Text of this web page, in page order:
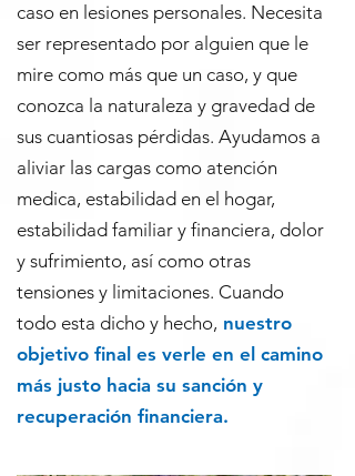
caso en lesiones personales. Necesita
ser representado por alguien que le
mire como más que un caso, y que
conozca la naturaleza y gravedad de
sus cuantiosas pérdidas. Ayudamos a
aliviar las cargas como atención
medica, estabilidad en el hogar,
estabilidad familiar y financiera, dolor
y sufrimiento, así como otras
tensiones y limitaciones. Cuando
todo esta dicho y hecho, nuestro
objetivo final es verle en el camino
más justo hacia su sanción y
recuperación financiera.